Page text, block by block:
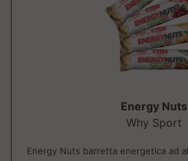
Energy Nuts
Why Sport
Energy Nuts barretta energetica ad